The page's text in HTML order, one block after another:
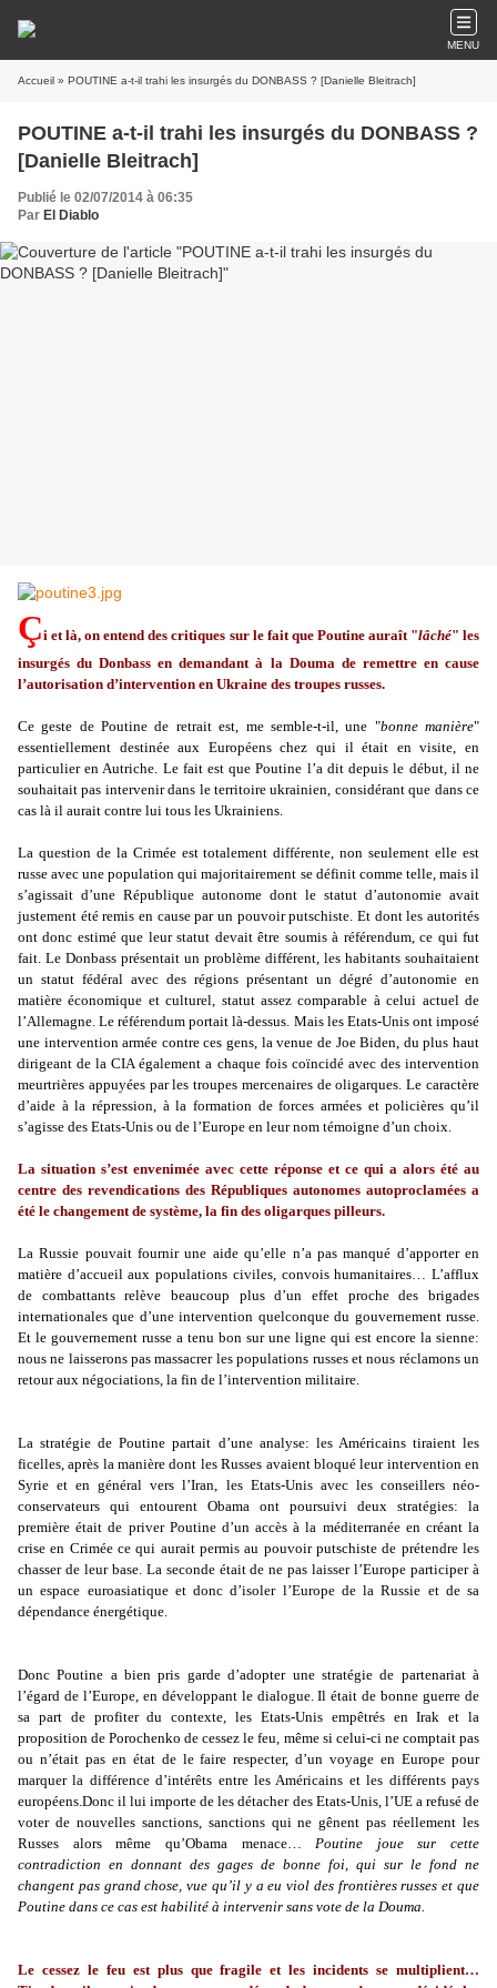
MENU
Accueil » POUTINE a-t-il trahi les insurgés du DONBASS ? [Danielle Bleitrach]
POUTINE a-t-il trahi les insurgés du DONBASS ?
[Danielle Bleitrach]
Publié le 02/07/2014 à 06:35
Par El Diablo
Çi et là, on entend des critiques sur le fait que Poutine auraît "lâché" les
insurgés du Donbass en demandant à la Douma de remettre en cause
l’autorisation d’intervention en Ukraine des troupes russes.
Ce geste de Poutine de retrait est, me semble-t-il, une "bonne manière"
essentiellement destinée aux Européens chez qui il était en visite, en
particulier en Autriche. Le fait est que Poutine l’a dit depuis le début, il ne
souhaitait pas intervenir dans le territoire ukrainien, considérant que dans ce
cas là il aurait contre lui tous les Ukrainiens.
La question de la Crimée est totalement différente, non seulement elle est
russe avec une population qui majoritairement se définit comme telle, mais il
s’agissait d’une République autonome dont le statut d’autonomie avait
justement été remis en cause par un pouvoir putschiste. Et dont les autorités
ont donc estimé que leur statut devait être soumis à référendum, ce qui fut
fait. Le Donbass présentait un problème différent, les habitants souhaitaient
un statut fédéral avec des régions présentant un dégré d’autonomie en
matière économique et culturel, statut assez comparable à celui actuel de
l’Allemagne. Le référendum portait là-dessus. Mais les Etats-Unis ont imposé
une intervention armée contre ces gens, la venue de Joe Biden, du plus haut
dirigeant de la CIA également a chaque fois coïncidé avec des intervention
meurtrières appuyées par les troupes mercenaires de oligarques. Le caractère
d’aide à la répression, à la formation de forces armées et policières qu’il
s’agisse des Etats-Unis ou de l’Europe en leur nom témoigne d’un choix.
La situation s’est envenimée avec cette réponse et ce qui a alors été au
centre des revendications des Républiques autonomes autoproclamées a
été le changement de système, la fin des oligarques pilleurs.
La Russie pouvait fournir une aide qu’elle n’a pas manqué d’apporter en
matière d’accueil aux populations civiles, convois humanitaires… L’afflux
de combattants relève beaucoup plus d’un effet proche des brigades
internationales que d’une intervention quelconque du gouvernement russe.
Et le gouvernement russe a tenu bon sur une ligne qui est encore la sienne:
nous ne laisserons pas massacrer les populations russes et nous réclamons un
retour aux négociations, la fin de l’intervention militaire.
La stratégie de Poutine partait d’une analyse: les Américains tiraient les
ficelles, après la manière dont les Russes avaient bloqué leur intervention en
Syrie et en général vers l’Iran, les Etats-Unis avec les conseillers néo-
conservateurs qui entourent Obama ont poursuivi deux stratégies: la
première était de priver Poutine d’un accès à la méditerranée en créant la
crise en Crimée ce qui aurait permis au pouvoir putschiste de prétendre les
chasser de leur base. La seconde était de ne pas laisser l’Europe participer à
un espace euroasiatique et donc d’isoler l’Europe de la Russie et de sa
dépendance énergétique.
Donc Poutine a bien pris garde d’adopter une stratégie de partenariat à
l’égard de l’Europe, en développant le dialogue. Il était de bonne guerre de
sa part de profiter du contexte, les Etats-Unis empêtrés en Irak et la
proposition de Porochenko de cessez le feu, même si celui-ci ne comptait pas
ou n’était pas en état de le faire respecter, d’un voyage en Europe pour
marquer la différence d’intérêts entre les Américains et les différents pays
européens.Donc il lui importe de les détacher des Etats-Unis, l’UE a refusé de
voter de nouvelles sanctions, sanctions qui ne gênent pas réellement les
Russes alors même qu’Obama menace…Poutine joue sur cette
contradiction en donnant des gages de bonne foi, qui sur le fond ne
changent pas grand chose, vue qu’il y a eu viol des frontières russes et que
Poutine dans ce cas est habilité à intervenir sans vote de la Douma.
Le cessez le feu est plus que fragile et les incidents se multiplient…